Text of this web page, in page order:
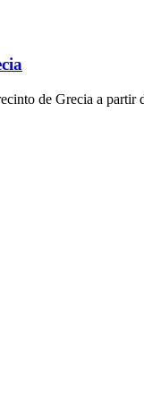
de Grecia a partir